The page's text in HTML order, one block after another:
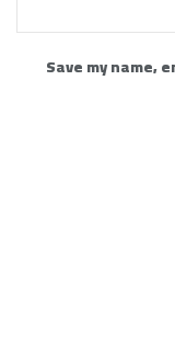
Save my name,